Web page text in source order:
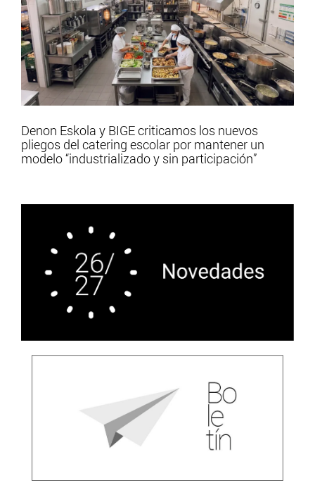
Denon Eskola y BIGE criticamos los nuevos
pliegos del catering escolar por mantener un
modelo “industrializado y sin participación”